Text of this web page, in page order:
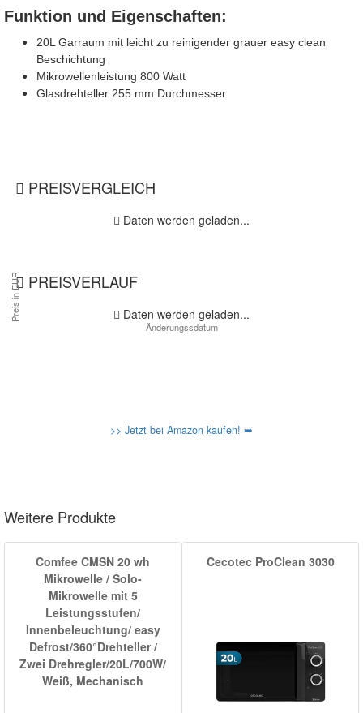
Funktion und Eigenschaften:
20L Garraum mit leicht zu reinigender grauer easy clean
Beschichtung
Mikrowellenleistung 800 Watt
Glasdrehteller 255 mm Durchmesser
PREISVERGLEICH
Daten werden geladen...
PREISVERLAUF
Daten werden geladen...
>> Jetzt bei Amazon kaufen! ➥
Weitere Produkte
Comfee CMSN 20 wh
Mikrowelle / Solo-
Mikrowelle mit 5
Leistungsstufen/
Innenbeleuchtung/ easy
Defrost/360°Drehteller /
Zwei Drehregler/20L/700W/
Weiß, Mechanisch
Cecotec ProClean 3030